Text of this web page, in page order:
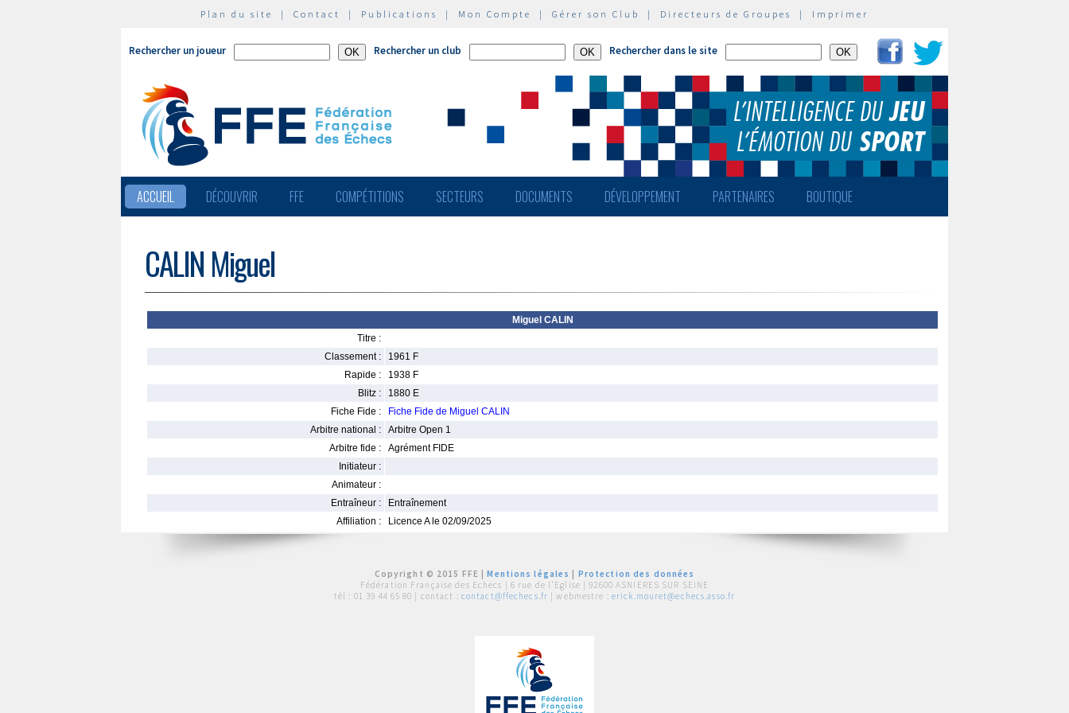
Plan du site | Contact | Publications | Mon Compte | Gérer son Club | Directeurs de Groupes | Imprimer
Rechercher un joueur Rechercher un club Rechercher dans le site
ACCUEIL DÉCOUVRIR FFE COMPÉTITIONS SECTEURS DOCUMENTS DÉVELOPPEMENT PARTENAIRES BOUTIQUE
CALIN Miguel
Miguel CALIN
Titre :
Classement :
1961 F
Rapide :
1938 F
Blitz :
1880 E
Fiche Fide :
Fiche Fide de Miguel CALIN
Arbitre national :
Arbitre Open 1
Arbitre fide :
Agrément FIDE
Initiateur :
Animateur :
Entraîneur :
Entraînement
Affiliation :
Licence A le 02/09/2025
Copyright © 2015 FFE |Mentions légales
Protection des données
Fédération Française des Echecs | 6 rue de l'Eglise | 92600 ASNIERES SUR SEINE
tél : 01 39 44 65 80 | contact : contact@ffechecs.fr | webmestre : erick.mouret@echecs.asso.fr